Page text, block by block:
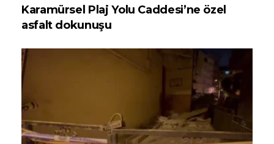
Karamürsel Plaj Yolu Caddesi’ne özel
asfalt dokunuşu